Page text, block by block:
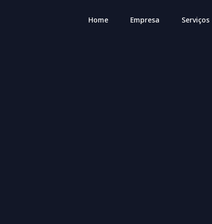
Home Empresa Serviços